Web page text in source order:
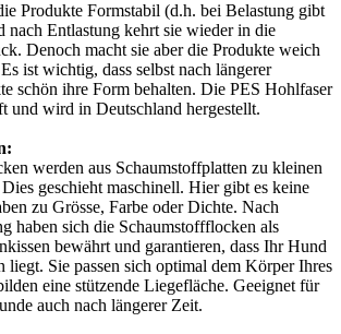
Produkte Formstabil (d.h. bei Belastung gibt
nach Entlastung kehrt sie wieder in die
Denoch macht sie aber die Produkte weich
ist wichtig, dass selbst nach längerer
schön ihre Form behalten. Die PES Hohlfaser
und wird in Deutschland hergestellt.
werden aus Schaumstoffplatten zu kleinen
geschieht maschinell. Hier gibt es keine
zu Grösse, Farbe oder Dichte. Nach
haben sich die Schaumstoffflocken als
bewährt und garantieren, dass Ihr Hund
liegt. Sie passen sich optimal dem Körper Ihres
eine stützende Liegefläche. Geeignet für
auch nach längerer Zeit.